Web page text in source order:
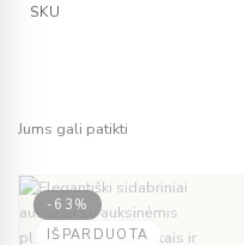
SKU
Jums gali patikti
-63%
IŠPARDUOTA